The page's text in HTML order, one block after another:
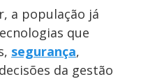
a população já
que
segurança,
da gestão